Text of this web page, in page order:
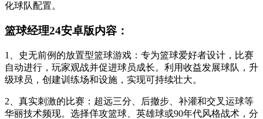
化球队配置。
篮球经理24安卓版内容：
1、史无前例的放置型篮球游戏：专为篮球爱好者设计，比赛
自动进行，玩家观战并促进球员成长。利用收益发展球队，升
级球员，创建训练场和设施，实现可持续壮大。
2、真实刺激的比赛：超远三分、后撤步、补灌和交叉运球等
华丽技术频现。选择佯攻篮球、英雄球或90年代风格战术，分